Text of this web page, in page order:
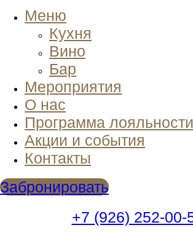
Меню
Кухня
Вино
Бар
Мероприятия
О нас
Программа лояльности
Акции и события
Контакты
Забронировать
+7 (926) 252-00-